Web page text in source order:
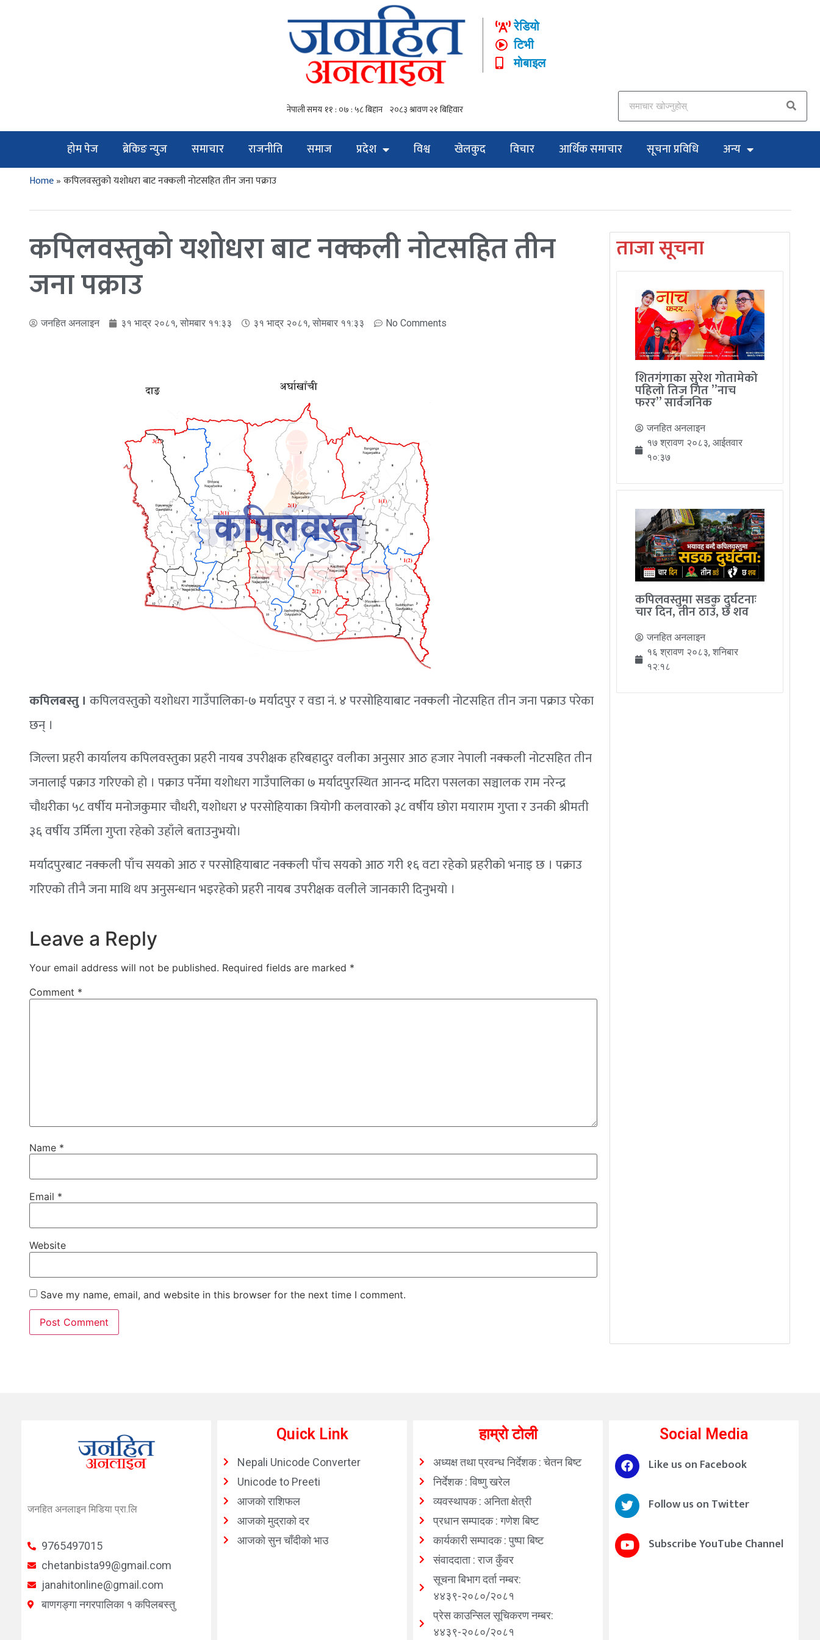
रेडियो
टिभी
मोबाइल
होम पेज ब्रेकिङ न्युज समाचार राजनीति समाज प्रदेश विश्व खेलकुद विचार आर्थिक समाचार सूचना प्रविधि अन्य
Home»कपिलवस्तुको यशोधरा बाट नक्कली नोटसहित तीन जना पक्राउ
कपिलवस्तुको यशोधरा बाट नक्कली नोटसहित तीन
जना पक्राउ
जनहित अनलाइन ३१ भाद्र २०८१, सोमबार ११:३३ ३१ भाद्र २०८१, सोमबार ११:३३ No Comments
कपिलबस्तु । कपिलवस्तुको यशोधरा गाउँपालिका-७ मर्यादपुर र वडा नं. ४ परसोहियाबाट नक्कली नोटसहित तीन जना पक्राउ परेका
छन् ।
जिल्ला प्रहरी कार्यालय कपिलवस्तुका प्रहरी नायब उपरीक्षक हरिबहादुर वलीका अनुसार आठ हजार नेपाली नक्कली नोटसहित तीन
जनालाई पक्राउ गरिएको हो । पक्राउ पर्नेमा यशोधरा गाउँपालिका ७ मर्यादपुरस्थित आनन्द मदिरा पसलका सञ्चालक राम नरेन्द्र
चौधरीका ५८ वर्षीय मनोजकुमार चौधरी, यशोधरा ४ परसोहियाका त्रियोगी कलवारको ३८ वर्षीय छोरा मयाराम गुप्ता र उनकी श्रीमती
३६ वर्षीय उर्मिला गुप्ता रहेको उहाँले बताउनुभयो।
मर्यादपुरबाट नक्कली पाँच सयको आठ र परसोहियाबाट नक्कली पाँच सयको आठ गरी १६ वटा रहेको प्रहरीको भनाइ छ । पक्राउ
गरिएको तीनै जना माथि थप अनुसन्धान भइरहेको प्रहरी नायब उपरीक्षक वलीले जानकारी दिनुभयो ।
Leave a Reply
Your email address will not be published. Required fields are marked *
Comment *
Name *
Email *
Website
Save my name, email, and website in this browser for the next time I comment.
ताजा सूचना
शितगंगाका सुरेश गोतामेको
पहिलो तिज गित ”नाच
फरर” सार्वजनिक
जनहित अनलाइन
१७ श्रावण २०८३, आईतवार
१०:३७
कपिलवस्तुमा सडक दुर्घटनाः
चार दिन, तीन ठाउँ, छ शव
जनहित अनलाइन
१६ श्रावण २०८३, शनिबार
१२:१८
जनहित अनलाइन मिडिया प्रा.लि
9765497015
chetanbista99@gmail.com
janahitonline@gmail.com
बाणगङ्गा नगरपालिका १ कपिलबस्तु
Quick Link
Nepali Unicode Converter
Unicode to Preeti
आजको राशिफल
आजको मुद्राको दर
आजको सुन चाँदीको भाउ
हाम्रो टोली
अध्यक्ष तथा प्रवन्ध निर्देशक : चेतन बिष्ट
निर्देशक : विष्णु खरेल
व्यवस्थापक : अनिता क्षेत्री
प्रधान सम्पादक : गणेश बिष्ट
कार्यकारी सम्पादक : पुष्पा बिष्ट
संवाददाता : राज कुँवर
सूचना बिभाग दर्ता नम्बर:
४४३९-२०८०/२०८१
प्रेस काउन्सिल सूचिकरण नम्बर:
४४३९-२०८०/२०८१
Social Media
Like us on Facebook
Follow us on Twitter
Subscribe YouTube Channel